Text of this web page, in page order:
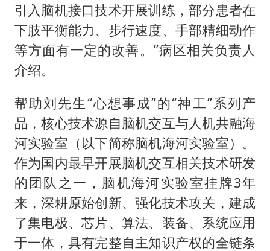
引入脑机接口技术开展训练，部分患者在
下肢平衡能力、步行速度、手部精细动作
等方面有一定的改善。”病区相关负责人
介绍。
帮助刘先生“心想事成”的“神工”系列产
品，核心技术源自脑机交互与人机共融海
河实验室（以下简称脑机海河实验室）。
作为国内最早开展脑机交互相关技术研发
的团队之一，脑机海河实验室挂牌3年
来，深耕原始创新、强化技术攻关，建成
了集电极、芯片、算法、装备、系统应用
于一体，具有完整自主知识产权的全链条